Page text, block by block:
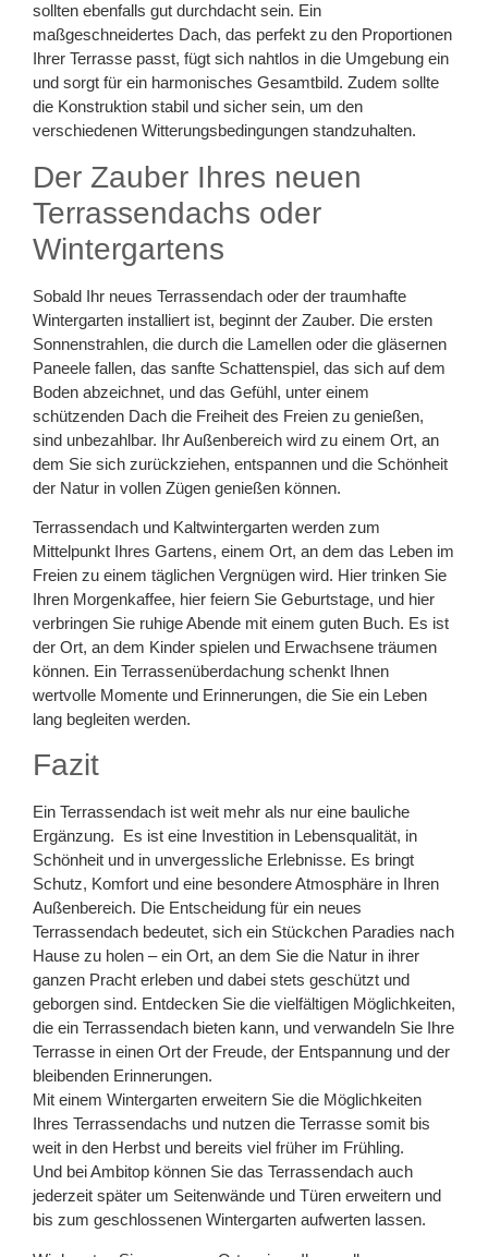
sollten ebenfalls gut durchdacht sein. Ein
maßgeschneidertes Dach, das perfekt zu den Proportionen
Ihrer Terrasse passt, fügt sich nahtlos in die Umgebung ein
und sorgt für ein harmonisches Gesamtbild. Zudem sollte
die Konstruktion stabil und sicher sein, um den
verschiedenen Witterungsbedingungen standzuhalten.
Der Zauber Ihres neuen
Terrassendachs oder
Wintergartens
Sobald Ihr neues Terrassendach oder der traumhafte
Wintergarten installiert ist, beginnt der Zauber. Die ersten
Sonnenstrahlen, die durch die Lamellen oder die gläsernen
Paneele fallen, das sanfte Schattenspiel, das sich auf dem
Boden abzeichnet, und das Gefühl, unter einem
schützenden Dach die Freiheit des Freien zu genießen,
sind unbezahlbar. Ihr Außenbereich wird zu einem Ort, an
dem Sie sich zurückziehen, entspannen und die Schönheit
der Natur in vollen Zügen genießen können.
Terrassendach und Kaltwintergarten werden zum
Mittelpunkt Ihres Gartens, einem Ort, an dem das Leben im
Freien zu einem täglichen Vergnügen wird. Hier trinken Sie
Ihren Morgenkaffee, hier feiern Sie Geburtstage, und hier
verbringen Sie ruhige Abende mit einem guten Buch. Es ist
der Ort, an dem Kinder spielen und Erwachsene träumen
können. Ein Terrassenüberdachung schenkt Ihnen
wertvolle Momente und Erinnerungen, die Sie ein Leben
lang begleiten werden.
Fazit
Ein Terrassendach ist weit mehr als nur eine bauliche
Ergänzung. Es ist eine Investition in Lebensqualität, in
Schönheit und in unvergessliche Erlebnisse. Es bringt
Schutz, Komfort und eine besondere Atmosphäre in Ihren
Außenbereich. Die Entscheidung für ein neues
Terrassendach bedeutet, sich ein Stückchen Paradies nach
Hause zu holen – ein Ort, an dem Sie die Natur in ihrer
ganzen Pracht erleben und dabei stets geschützt und
geborgen sind. Entdecken Sie die vielfältigen Möglichkeiten,
die ein Terrassendach bieten kann, und verwandeln Sie Ihre
Terrasse in einen Ort der Freude, der Entspannung und der
bleibenden Erinnerungen.
Mit einem Wintergarten erweitern Sie die Möglichkeiten
Ihres Terrassendachs und nutzen die Terrasse somit bis
weit in den Herbst und bereits viel früher im Frühling.
Und bei Ambitop können Sie das Terrassendach auch
jederzeit später um Seitenwände und Türen erweitern und
bis zum geschlossenen Wintergarten aufwerten lassen.